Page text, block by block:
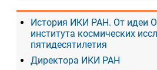
История ИКИ РАН. От идеи
института космических
пятидесятилетия
Директора ИКИ РАН